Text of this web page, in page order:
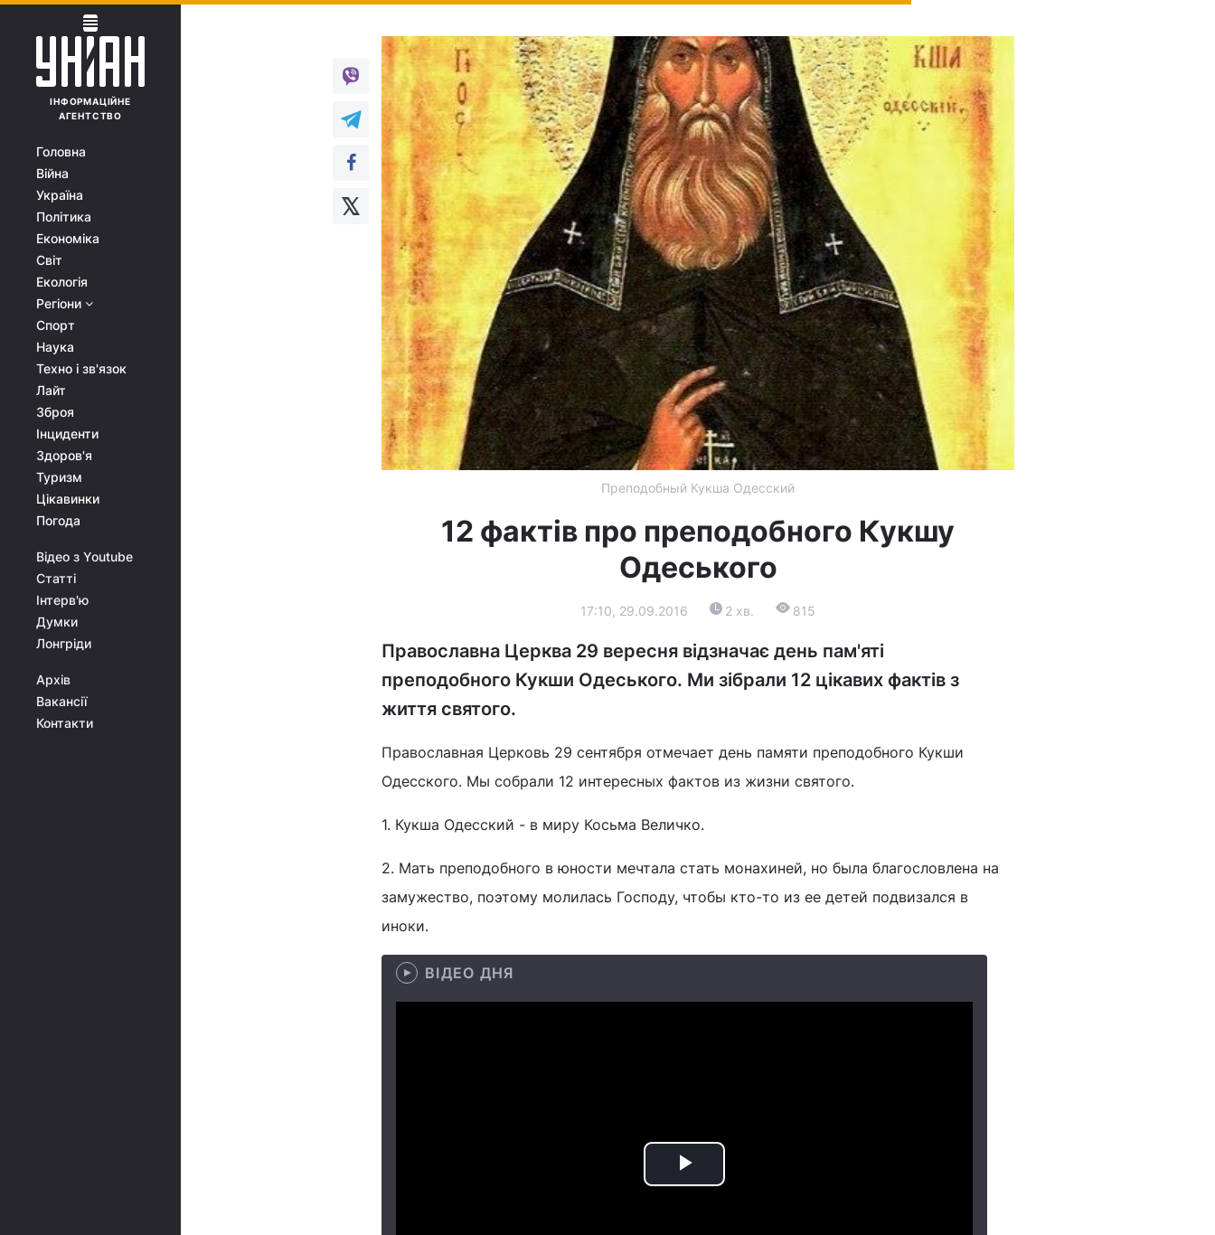
ІНФОРМАЦІЙНЕ
АГЕНТСТВО
Головна
Війна
Україна
Політика
Економіка
Світ
Екологія
Регіони
Спорт
Наука
Техно і зв'язок
Лайт
Зброя
Інциденти
Здоров'я
Туризм
Цікавинки
Погода
Відео з Youtube
Статті
Інтерв'ю
Думки
Лонгріди
Архів
Вакансії
Контакти
Преподобный Кукша Одесский
12 фактів про преподобного Кукшу
Одеського
17:10, 29.09.2016 2 хв. 815
Православна Церква 29 вересня відзначає день пам'яті
преподобного Кукши Одеського. Ми зібрали 12 цікавих фактів з
життя святого.
Православная Церковь 29 сентября отмечает день памяти преподобного Кукши
Одесского. Мы собрали 12 интересных фактов из жизни святого.
1. Кукша Одесский - в миру Косьма Величко.
2. Мать преподобного в юности мечтала стать монахиней, но была благословлена на
замужество, поэтому молилась Господу, чтобы кто-то из ее детей подвизался в
иноки.
ВІДЕО ДНЯ
Play